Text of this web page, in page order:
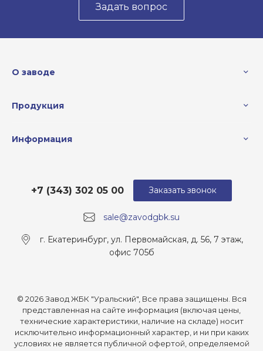
Задать вопрос
О заводе
Продукция
Информация
sale@zavodgbk.su
+7 (343) 302 05 00
г. Екатеринбург, ул. Первомайская, д. 56, 7 этаж,
офис 705б
Заказать звонок
© 2026 Завод ЖБК "Уральский", Все права защищены. Вся
представленная на сайте информация (включая цены,
технические характеристики, наличие на складе) носит
исключительно информационный характер, и ни при каких
условиях не является публичной офертой, определяемой